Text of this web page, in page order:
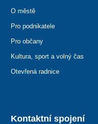
Kontaktní spojení
O městě
Pro podnikatele
Pro občany
Kultura, sport a volný čas
Otevřená radnice